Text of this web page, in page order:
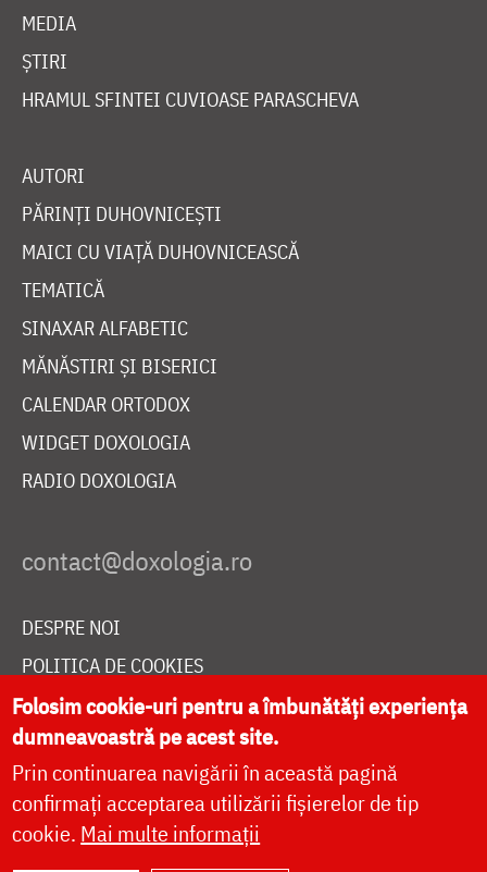
MEDIA
ȘTIRI
HRAMUL SFINTEI CUVIOASE PARASCHEVA
AUTORI
PĂRINȚI DUHOVNICEȘTI
MAICI CU VIAȚĂ DUHOVNICEASCĂ
TEMATICĂ
SINAXAR ALFABETIC
MĂNĂSTIRI ȘI BISERICI
CALENDAR ORTODOX
WIDGET DOXOLOGIA
RADIO DOXOLOGIA
DESPRE NOI
POLITICA DE COOKIES
DONEAZĂ ONLINE PENTRU CATEDRALA NAȚIONALĂ
LIVE
Folosim cookie-uri pentru a îmbunătăți experiența
dumneavoastră pe acest site.
Prin continuarea navigării în această pagină
confirmați acceptarea utilizării fișierelor de tip
cookie. Mai multe informații